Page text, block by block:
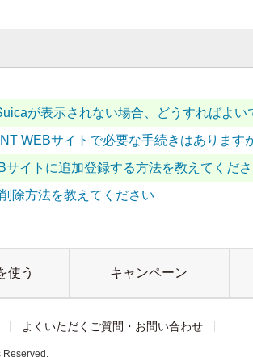
が表示されない場合、どうすればよい
WEBサイトで必要な手続きはあります
イトに追加登録する方法を教えてくだ
除方法を教えてください
使う キャンペーン
よくいただくご質問・お問い合わせ
Reserved.